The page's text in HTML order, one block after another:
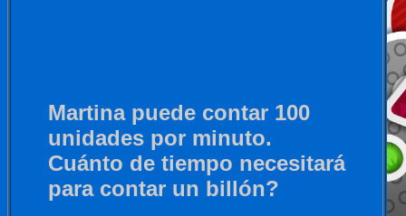
Martina puede contar 100
unidades por minuto.
Cuánto de tiempo necesitará
para contar un billón?